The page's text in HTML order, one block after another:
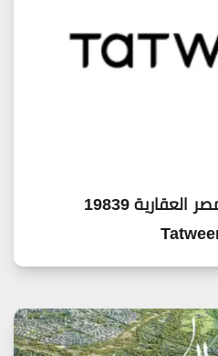
مشروعات شركة تطوير مصر العقارية 19839